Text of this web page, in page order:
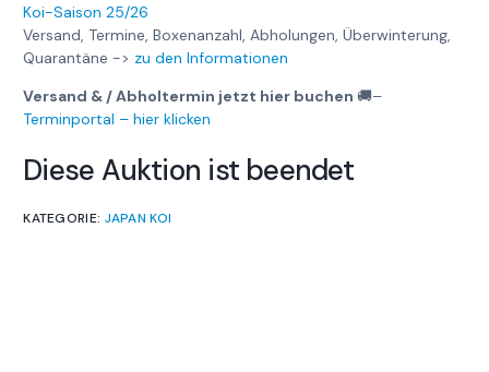
Koi-Saison 25/26
Versand, Termine, Boxenanzahl, Abholungen, Überwinterung,
Quarantäne -> zu den Informationen
Versand & / Abholtermin jetzt hier buchen 🚚–
Terminportal – hier klicken
Diese Auktion ist beendet
KATEGORIE: JAPAN KOI